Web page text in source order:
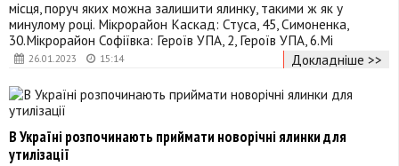
26.01.2023 15:14
місця, поруч яких можна залишити ялинку, такими ж як у
минулому році. Мікрорайон Каскад: Стуса, 45, Симоненка,
30.Мікрорайон Софіївка: Героїв УПА, 2, Героїв УПА, 6.Мі
Докладніше >>
В Україні розпочинають приймати новорічні ялинки для
утилізації